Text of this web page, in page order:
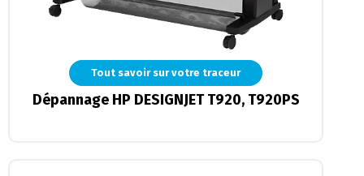
Tout savoir sur votre traceur
Dépannage HP DESIGNJET T920, T920PS